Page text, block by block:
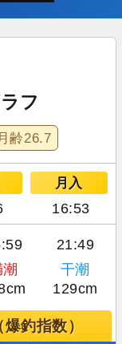
フ
齢26.7
月入
16:53
21:49
潮
干潮
129cm
釣指数）